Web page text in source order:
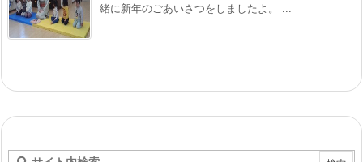
緒に新年のごあいさつをしましたよ。 ...